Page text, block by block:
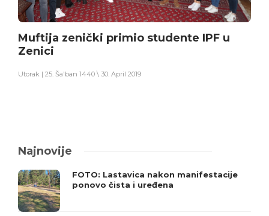
Muftija zenički primio studente IPF u
Zenici
Utorak | 25. Ša'ban 1440 \ 30. April 2019
Najnovije
FOTO: Lastavica nakon manifestacije
ponovo čista i uređena